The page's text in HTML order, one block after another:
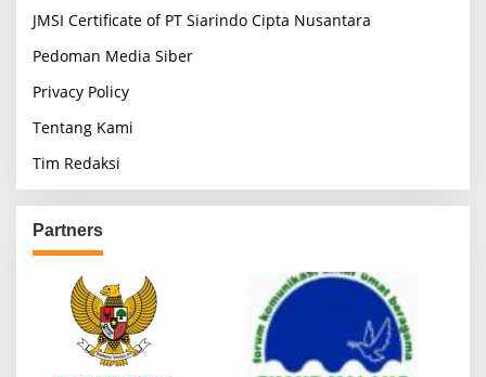
JMSI Certificate of PT Siarindo Cipta Nusantara
Pedoman Media Siber
Privacy Policy
Tentang Kami
Tim Redaksi
Partners